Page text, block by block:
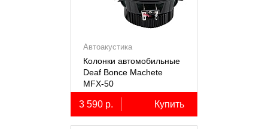
Автоакустика
Колонки автомобильные
Deaf Bonce Machete
MFX-50
3 590 р. Купить